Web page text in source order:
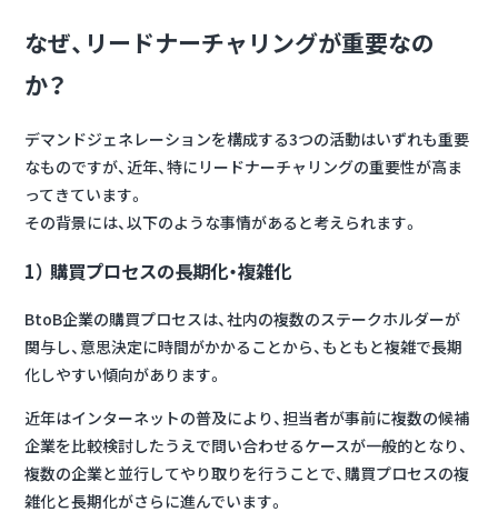
なぜ、リードナーチャリングが重要なの
か？
デマンドジェネレーションを構成する3つの活動はいずれも重要
なものですが、近年、特にリードナーチャリングの重要性が高ま
ってきています。
その背景には、以下のような事情があると考えられます。
1） 購買プロセスの長期化・複雑化
BtoB企業の購買プロセスは、社内の複数のステークホルダーが
関与し、意思決定に時間がかかることから、もともと複雑で長期
化しやすい傾向があります。
近年はインターネットの普及により、担当者が事前に複数の候補
企業を比較検討したうえで問い合わせるケースが一般的となり、
複数の企業と並行してやり取りを行うことで、購買プロセスの複
雑化と長期化がさらに進んでいます。